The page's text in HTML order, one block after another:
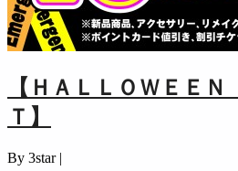
【ＨＡＬＬＯＷＥＥ
Ｔ】
By 3star |